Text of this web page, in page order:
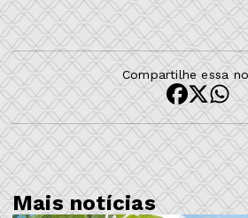
Compartilhe essa
Mais notícias